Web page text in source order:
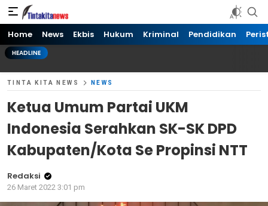
Tinta kita News
Informasi Terkini
Home News Ekbis Hukum Kriminal Pendidikan
HEADLINE
TINTA KITA NEWS NEWS
Ketua Umum Partai UKM
Indonesia Serahkan SK-SK DPD
Kabupaten/Kota Se Propinsi NTT
Redaksi
26 Maret 2022 3:01 pm